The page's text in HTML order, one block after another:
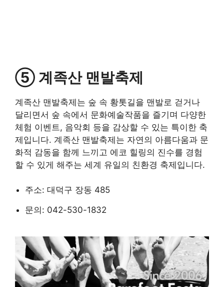
⑤ 계족산 맨발축제
계족산 맨발축제는 숲 속 황톳길을 맨발로 걷거나
달리면서 숲 속에서 문화예술작품을 즐기며 다양한
체험 이벤트, 음악회 등을 감상할 수 있는 특이한 축
제입니다. 계족산 맨발축제는 자연의 아름다움과 문
화적 감동을 함께 느끼고 에코 힐링의 진수를 경험
할 수 있게 해주는 세계 유일의 친환경 축제입니다.
주소: 대덕구 장동 485
문의: 042-530-1832